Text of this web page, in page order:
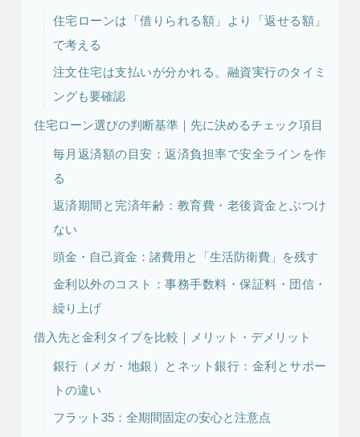
住宅ローンは「借りられる額」より「返せる額」
で考える
注文住宅は支払いが分かれる。融資実行のタイミ
ングも要確認
住宅ローン選びの判断基準｜先に決めるチェック項目
毎月返済額の目安：返済負担率で安全ラインを作
る
返済期間と完済年齢：教育費・老後資金とぶつけ
ない
頭金・自己資金：諸費用と「生活防衛費」を残す
金利以外のコスト：事務手数料・保証料・団信・
繰り上げ
借入先と金利タイプを比較｜メリット・デメリット
銀行（メガ・地銀）とネット銀行：金利とサポー
トの違い
フラット35：全期間固定の安心と注意点
注文住宅 リフォーム
ブログ・コラム スタッフ紹介
リフォーム・
リノベーション